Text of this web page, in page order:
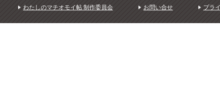
わたしのマチオモイ帖 制作委員会 お問い合せ プラ